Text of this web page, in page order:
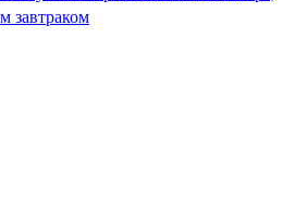
завтраком